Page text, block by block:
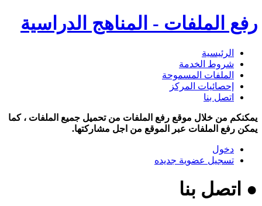
رفع الملفات - المناهج الدراسية
الرئيسية
شروط الخدمة
الملفات المسموحة
إحصائيات المركز
اتصل بنا
يمكنكم من خلال موقع رفع الملفات من تحميل جميع الملفات ، كما
يمكن رفع الملفات عبر الموقع من اجل مشاركتها.
دخول
تسجيل عضوية جديده
● اتصل بنا